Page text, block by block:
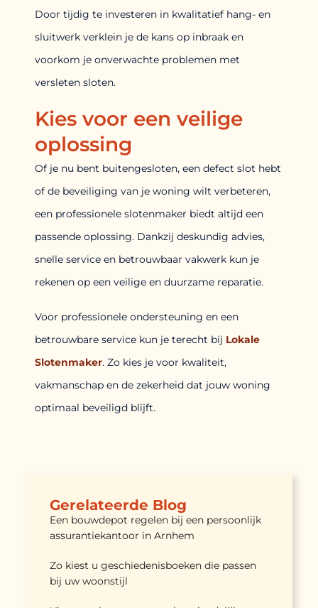
Door tijdig te investeren in kwalitatief hang- en
sluitwerk verklein je de kans op inbraak en
voorkom je onverwachte problemen met
versleten sloten.
Kies voor een veilige
oplossing
Of je nu bent buitengesloten, een defect slot hebt
of de beveiliging van je woning wilt verbeteren,
een professionele slotenmaker biedt altijd een
passende oplossing. Dankzij deskundig advies,
snelle service en betrouwbaar vakwerk kun je
rekenen op een veilige en duurzame reparatie.
Voor professionele ondersteuning en een
betrouwbare service kun je terecht bij Lokale
Slotenmaker. Zo kies je voor kwaliteit,
vakmanschap en de zekerheid dat jouw woning
optimaal beveiligd blijft.
Gerelateerde Blog
Een bouwdepot regelen bij een persoonlijk
assurantiekantoor in Arnhem
Zo kiest u geschiedenisboeken die passen
bij uw woonstijl